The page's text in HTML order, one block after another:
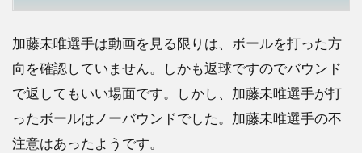
加藤未唯選手は動画を見る限りは、ボールを打った方
向を確認していません。しかも返球ですのでバウンド
で返してもいい場面です。しかし、加藤未唯選手が打
ったボールはノーバウンドでした。加藤未唯選手の不
注意はあったようです。